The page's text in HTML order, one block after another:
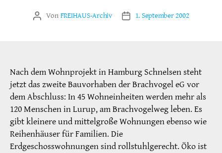
Beitragsautor
Von FREIHAUS-Archiv Veröffentlichungsdatum
1. September 2002
Nach dem Wohnprojekt in Hamburg Schnelsen steht
jetzt das zweite Bauvorhaben der Brachvogel eG vor
dem Abschluss: In 45 Wohneinheiten werden mehr als
120 Menschen in Lurup, am Brachvogelweg leben. Es
gibt kleinere und mittelgroße Wohnungen ebenso wie
Reihenhäuser für Familien. Die
Erdgeschosswohnungen sind rollstuhlgerecht. Öko ist